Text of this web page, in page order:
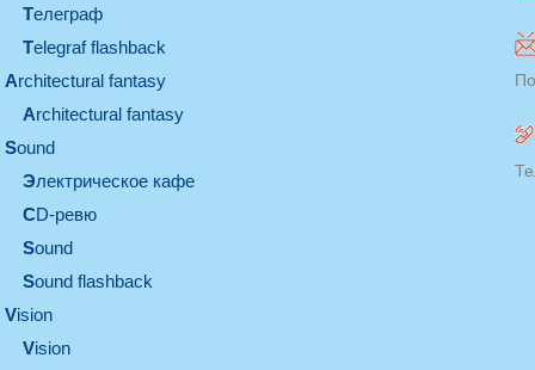
телеграф
Telegraf flashback
architectural fantasy
architectural fantasy
sound
электрическое кафе
CD-ревю
sound
Sound flashback
vision
vision